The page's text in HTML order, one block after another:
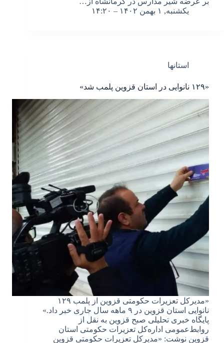
یکشنبه, ۱ بهمن ۱۴۰۲ – ۱۴:۲۰
استانها
«۱۲۹ نانوایی در استان قزوین پلمب شد»
«مدیرکل تعزیرات حکومتی قزوین از پلمب ۱۲۹
نانوایی استان قزوین در ۹ ماهه سال جاری خبر داد.»
پایگاه خبری تحلیلی صبح قزوین به نقل از
روابط‌عمومی اداره‌کل تعزیرات حکومتی استان
قزوین نوشت: «مدیرکل تعزیرات حکومتی قزوین